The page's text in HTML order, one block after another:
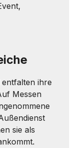
entfalten ihre
Messen
sie als